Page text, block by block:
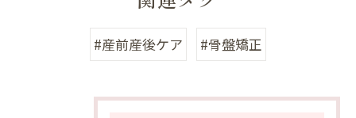
#産前産後ケア #骨盤矯正